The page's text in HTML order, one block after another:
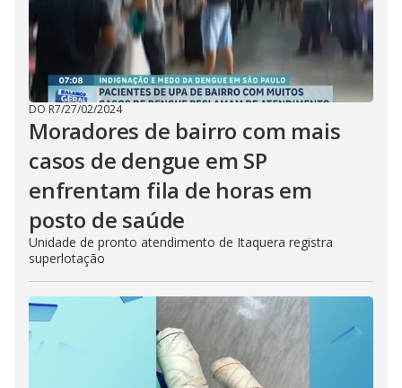
DO R7/27/02/2024
Moradores de bairro com mais
casos de dengue em SP
enfrentam fila de horas em
posto de saúde
Unidade de pronto atendimento de Itaquera registra
superlotação